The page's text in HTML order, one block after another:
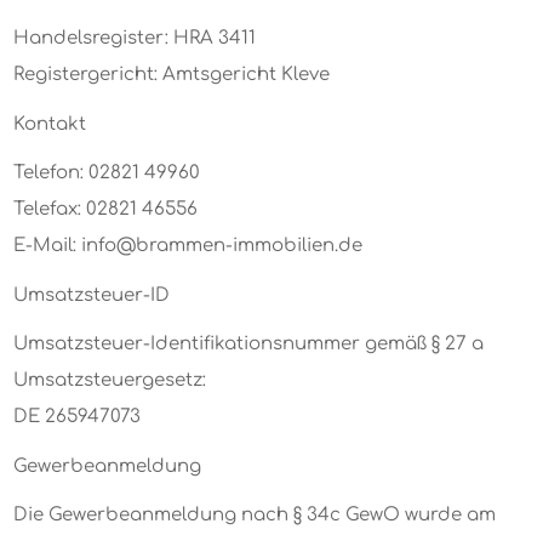
Handelsregister: HRA 3411
Registergericht: Amtsgericht Kleve
Kontakt
Telefon: 02821 49960
Telefax: 02821 46556
E-Mail: info@brammen-immobilien.de
Umsatzsteuer-ID
Umsatzsteuer-Identifikationsnummer gemäß § 27 a
Umsatzsteuergesetz:
DE 265947073
Gewerbeanmeldung
Die Gewerbeanmeldung nach § 34c GewO wurde am